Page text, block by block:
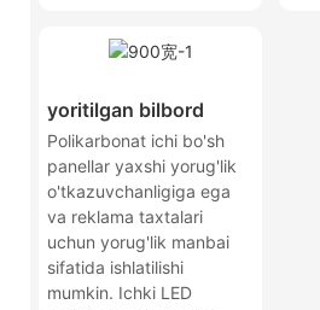
yoritilgan bilbord
Polikarbonat ichi bo'sh
panellar yaxshi yorug'lik
o'tkazuvchanligiga ega
va reklama taxtalari
uchun yorug'lik manbai
sifatida ishlatilishi
mumkin. Ichki LED